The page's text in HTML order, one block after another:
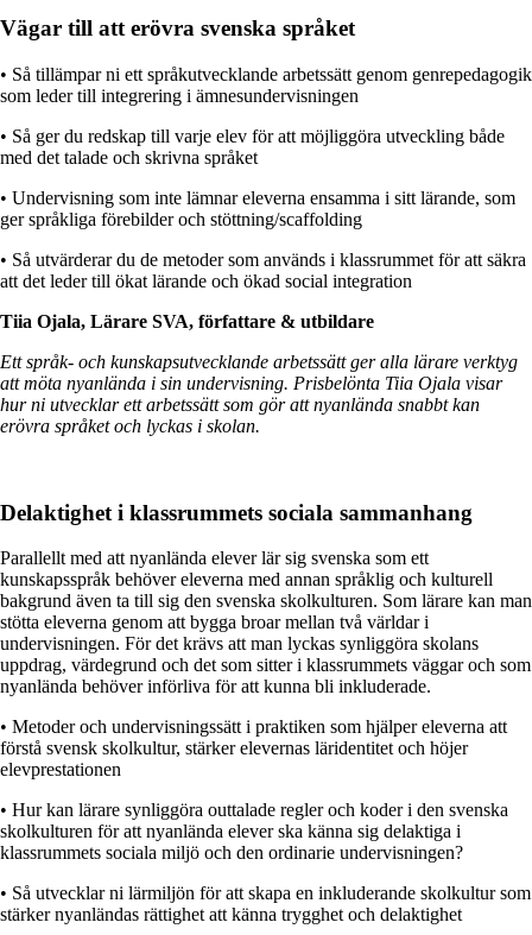
Vägar till att erövra svenska språket
• Så tillämpar ni ett språkutvecklande arbetssätt genom genrepedagogik
som leder till integrering i ämnesundervisningen
• Så ger du redskap till varje elev för att möjliggöra utveckling både
med det talade och skrivna språket
• Undervisning som inte lämnar eleverna ensamma i sitt lärande, som
ger språkliga förebilder och stöttning/scaffolding
• Så utvärderar du de metoder som används i klassrummet för att säkra
att det leder till ökat lärande och ökad social integration
Tiia Ojala, Lärare SVA, författare & utbildare
Ett språk- och kunskapsutvecklande arbetssätt ger alla lärare verktyg
att möta nyanlända i sin undervisning. Prisbelönta Tiia Ojala visar
hur ni utvecklar ett arbetssätt som gör att nyanlända snabbt kan
erövra språket och lyckas i skolan.
Delaktighet i klassrummets sociala sammanhang
Parallellt med att nyanlända elever lär sig svenska som ett
kunskapsspråk behöver eleverna med annan språklig och kulturell
bakgrund även ta till sig den svenska skolkulturen. Som lärare kan man
stötta eleverna genom att bygga broar mellan två världar i
undervisningen. För det krävs att man lyckas synliggöra skolans
uppdrag, värdegrund och det som sitter i klassrummets väggar och som
nyanlända behöver införliva för att kunna bli inkluderade.
• Metoder och undervisningssätt i praktiken som hjälper eleverna att
förstå svensk skolkultur, stärker elevernas läridentitet och höjer
elevprestationen
• Hur kan lärare synliggöra outtalade regler och koder i den svenska
skolkulturen för att nyanlända elever ska känna sig delaktiga i
klassrummets sociala miljö och den ordinarie undervisningen?
• Så utvecklar ni lärmiljön för att skapa en inkluderande skolkultur som
stärker nyanländas rättighet att känna trygghet och delaktighet